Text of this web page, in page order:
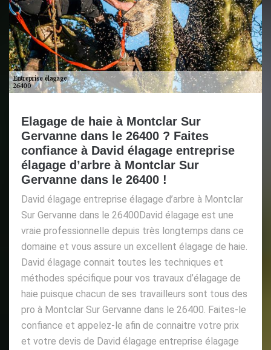
Elagage de haie à Montclar Sur
Gervanne dans le 26400 ? Faites
confiance à David élagage entreprise
élagage d’arbre à Montclar Sur
Gervanne dans le 26400 !
David élagage entreprise élagage d’arbre à Montclar
Sur Gervanne dans le 26400David élagage est une
vraie professionnelle depuis très longtemps dans ce
domaine et vous assure un excellent élagage de haie.
David élagage connait toutes les techniques et
méthodes spécifique pour vos travaux d’élagage de
haie puisque chacun de ses travailleurs sont tous des
pro à Montclar Sur Gervanne dans le 26400. Faites-le
confiance et appelez-le afin de connaitre votre prix
et votre devis de David élagage entreprise élagage